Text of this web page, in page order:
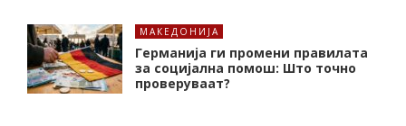
МАКЕДОНИЈА
Германија ги промени правилата
за социјална помош: Што точно
проверуваат?